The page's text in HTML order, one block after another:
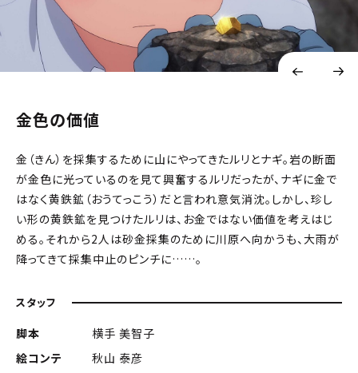
金色の価値
金（きん）を採集するために山にやってきたルリとナギ。岩の断面
が金色に光っているのを見て興奮するルリだったが、ナギに金で
はなく黄鉄鉱（おうてっこう）だと言われ意気消沈。しかし、珍し
い形の黄鉄鉱を見つけたルリは、お金ではない価値を考えはじ
める。それから2人は砂金採集のために川原へ向かうも、大雨が
降ってきて採集中止のピンチに……。
スタッフ
脚本
横手 美智子
絵コンテ
秋山 泰彦